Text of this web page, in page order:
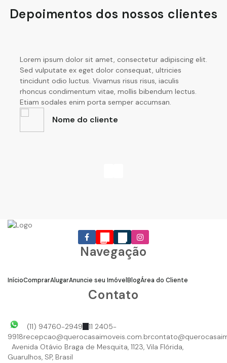
Depoimentos dos nossos clientes
Nome do cliente
Lorem ipsum dolor sit amet, consectetur adipiscing elit.
Sed vulputate ex eget dolor consequat, ultricies
tincidunt odio luctus. Vivamus risus risus, iaculis
rhoncus condimentum vitae, mollis bibendum lectus.
Etiam sodales enim porta semper accumsan.
Navegação
InícioComprarAlugarAnuncie seu ImóvelBlogÁrea do Cliente
Contato
(11) 94760-2949
11 2405-
9918recepcao@querocasaimoveis.com.br
Avenida Otávio Braga de Mesquita, 1123, Vila Flórida,
Guarulhos, SP, Brasil